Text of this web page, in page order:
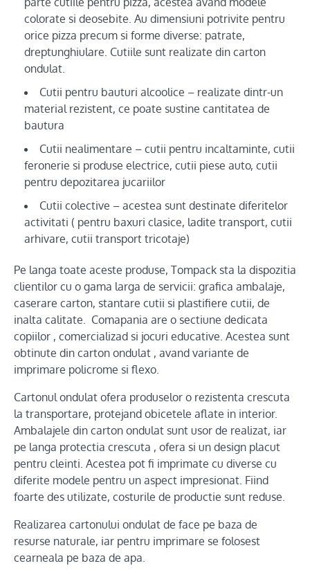
colorate si deosebite. Au dimensiuni potrivite pentru
orice pizza precum si forme diverse: patrate,
dreptunghiulare. Cutiile sunt realizate din carton
ondulat.
Cutii pentru bauturi alcoolice – realizate dintr-un
material rezistent, ce poate sustine cantitatea de
bautura
Cutii nealimentare – cutii pentru incaltaminte, cutii
feronerie si produse electrice, cutii piese auto, cutii
pentru depozitarea jucariilor
Cutii colective – acestea sunt destinate diferitelor
activitati ( pentru baxuri clasice, ladite transport, cutii
arhivare, cutii transport tricotaje)
Pe langa toate aceste produse, Tompack sta la dispozitia
clientilor cu o gama larga de servicii: grafica ambalaje,
caserare carton, stantare cutii si plastifiere cutii, de
inalta calitate. Comapania are o sectiune dedicata
copiilor , comercializad si jocuri educative. Acestea sunt
obtinute din carton ondulat , avand variante de
imprimare policrome si flexo.
Cartonul ondulat ofera produselor o rezistenta crescuta
la transportare, protejand obicetele aflate in interior.
Ambalajele din carton ondulat sunt usor de realizat, iar
pe langa protectia crescuta , ofera si un design placut
pentru cleinti. Acestea pot fi imprimate cu diverse cu
diferite modele pentru un aspect impresionat. Fiind
foarte des utilizate, costurile de productie sunt reduse.
Realizarea cartonului ondulat de face pe baza de
resurse naturale, iar pentru imprimare se folosest
cearneala pe baza de apa.